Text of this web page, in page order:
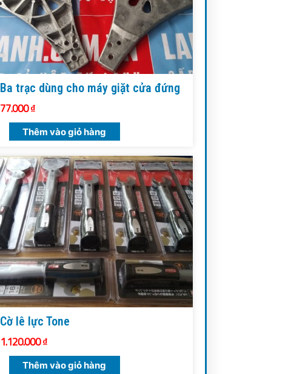
Ba trạc dùng cho máy giặt cửa đứng
77.000₫
Thêm vào giỏ hàng
Cờ lê lực Tone
1.120.000₫
Thêm vào giỏ hàng